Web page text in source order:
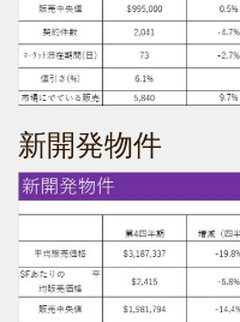
新開発物件